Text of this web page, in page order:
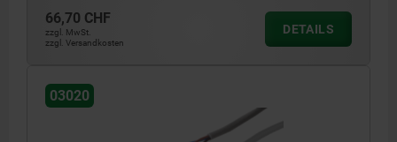
4) LED-Anzeige
66,70 CHF
zzgl. MwSt.
zzgl. Versandkosten
DETAILS
03020